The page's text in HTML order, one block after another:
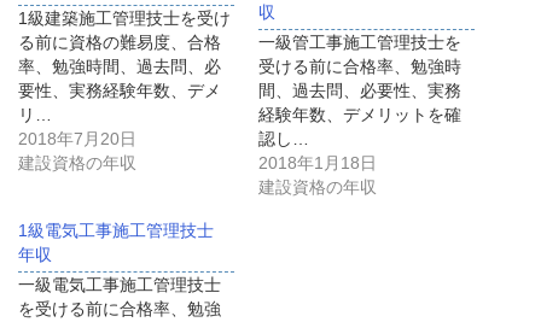
1級建築施工管理技士を受け
る前に資格の難易度、合格
率、勉強時間、過去問、必
要性、実務経験年数、デメ
リ…
2018年7月20日
建設資格の年収
収
一級管工事施工管理技士を
受ける前に合格率、勉強時
間、過去問、必要性、実務
経験年数、デメリットを確
認し…
2018年1月18日
建設資格の年収
1級電気工事施工管理技士
年収
一級電気工事施工管理技士
を受ける前に合格率、勉強